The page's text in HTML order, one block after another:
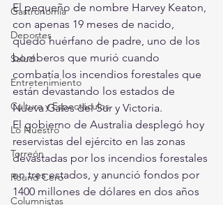
Gastronomía
Deportes
Salud
Entretenimiento
Cultura y Espectáculos
Lo Nuestro
Torreón
Round Cero
Columnistas
El pequeño de nombre Harvey Keaton,
con apenas 19 meses de nacido,
quedó huérfano de padre, uno de los
bomberos que murió cuando
combatía los incendios forestales que
están devastando los estados de
Nueva Gales del Sur y Victoria.
El gobierno de Australia desplegó hoy
reservistas del ejército en las zonas
devastadas por los incendios forestales
en tres estados, y anunció fondos por
1400 millones de dólares en dos años